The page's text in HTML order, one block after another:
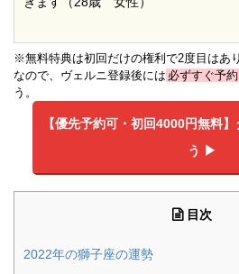
※無料特典は初回だけの権利で2度目はあ
なので、ヴェルニ登録後には 必ずすぐ予
う。
【優先予約可・初回4000円無料】
う ▶︎
目次
2022年の獅子座の運勢